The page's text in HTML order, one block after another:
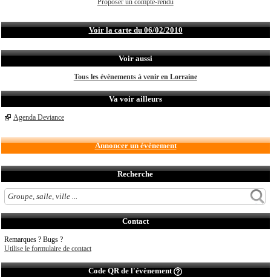
Proposer un compte-rendu
Voir la carte du 06/02/2010
Voir aussi
Tous les évènements à venir en Lorraine
Va voir ailleurs
Agenda Deviance
Annoncer un évènement
Recherche
Contact
Remarques ? Bugs ?
Utilise le formulaire de contact
Code QR de l'évènement